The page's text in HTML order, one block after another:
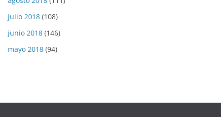
julio 2018 (108)
junio 2018 (146)
mayo 2018 (94)